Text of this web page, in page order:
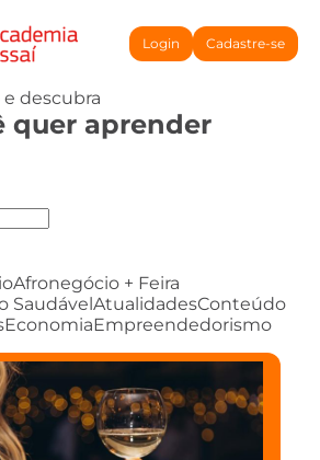
Login Cadastre-se
descubra
quer aprender
Afronegócio + Feira
SaudávelAtualidadesConteúdo
EconomiaEmpreendedorismo